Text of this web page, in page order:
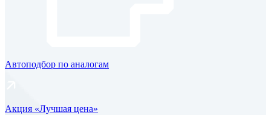
Автоподбор по аналогам
Акция «Лучшая цена»